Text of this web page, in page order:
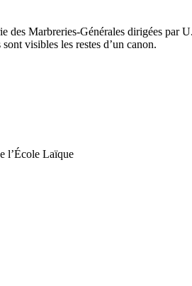
Marbreries-Générales dirigées par
visibles les restes d’un canon.
l’École Laïque